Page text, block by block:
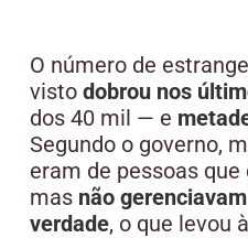
O número de
visto dobrou nos
dos 40 mil — e
Segundo o governo,
eram de pessoas
mas não
verdade, o que levou